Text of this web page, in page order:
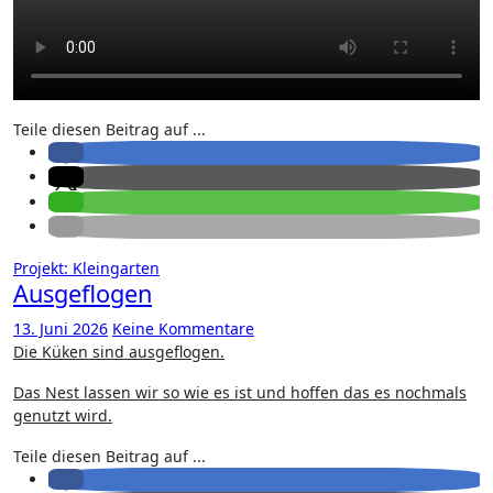
Teile diesen Beitrag auf ...
Projekt: Kleingarten
Ausgeflogen
13. Juni 2026 Keine Kommentare
Die Küken sind ausgeflogen.
Das Nest lassen wir so wie es ist und hoffen das es nochmals
genutzt wird.
Teile diesen Beitrag auf ...